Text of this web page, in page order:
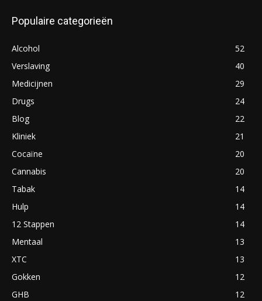
Populaire categorieën
Alcohol
52
Verslaving
40
Medicijnen
29
Drugs
24
Blog
22
Kliniek
21
Cocaïne
20
Cannabis
20
Tabak
14
Hulp
14
12 Stappen
14
Mentaal
13
XTC
13
Gokken
12
GHB
12